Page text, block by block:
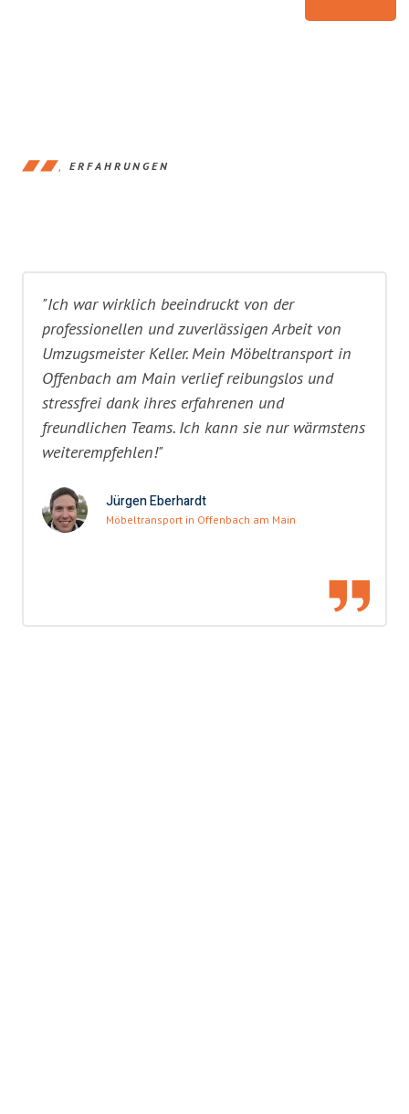
ERFAHRUNGEN
"Ich war wirklich beeindruckt von der
professionellen und zuverlässigen Arbeit von
Umzugsmeister Keller. Mein Möbeltransport in
Offenbach am Main verlief reibungslos und
stressfrei dank ihres erfahrenen und
freundlichen Teams. Ich kann sie nur wärmstens
weiterempfehlen!"
Jürgen Eberhardt
Möbeltransport in Offenbach am Main